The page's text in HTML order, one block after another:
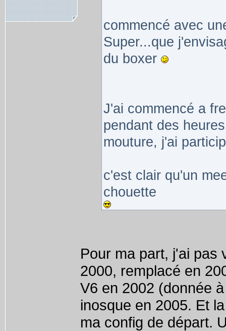
commencé avec
Super...que
du boxer
J'ai commencé a
pendant des
mouture, j'ai
c'est clair qu'un
chouette
Pour ma part, j'ai pas
2000, remplacé en
V6 en 2002 (donnée
inosque en 2005. Et
ma config de départ.